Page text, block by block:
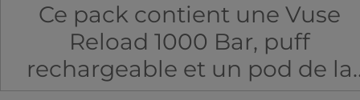
Ce pack contient une Vuse
Reload 1000 Bar, puff
rechargeable et un pod de la